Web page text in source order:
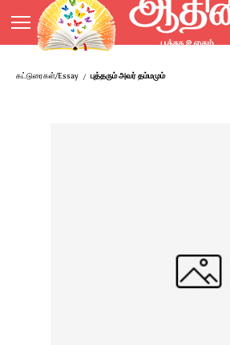
main
content
கட்டுரைகள்/Essay / புத்தரும் அவர் தம்மமும்